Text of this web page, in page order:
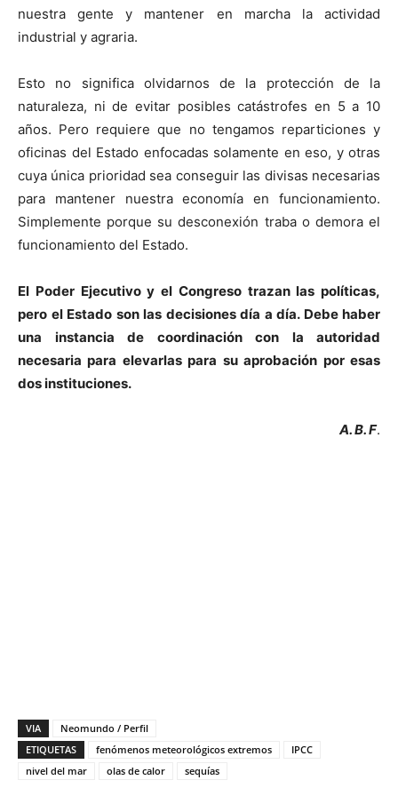
nuestra gente y mantener en marcha la actividad
industrial y agraria.
Esto no significa olvidarnos de la protección de la
naturaleza, ni de evitar posibles catástrofes en 5 a 10
años. Pero requiere que no tengamos reparticiones y
oficinas del Estado enfocadas solamente en eso, y otras
cuya única prioridad sea conseguir las divisas necesarias
para mantener nuestra economía en funcionamiento.
Simplemente porque su desconexión traba o demora el
funcionamiento del Estado.
El Poder Ejecutivo y el Congreso trazan las políticas,
pero el Estado son las decisiones día a día. Debe haber
una instancia de coordinación con la autoridad
necesaria para elevarlas para su aprobación por esas
dos instituciones.
A. B. F.
VIA
Neomundo / Perfil
ETIQUETAS
fenómenos meteorológicos extremos
IPCC
nivel del mar
olas de calor sequías